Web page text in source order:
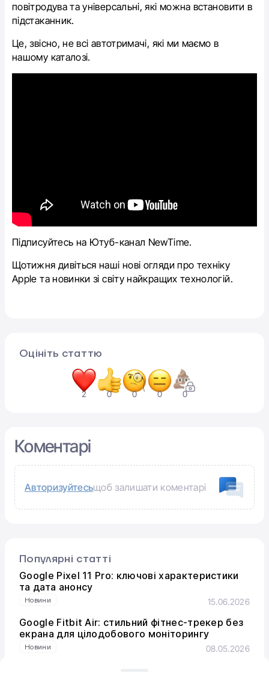
повітродува та універсальні, які можна встановити в
підстаканник.
Це, звісно, не всі автотримачі, які ми маємо в
нашому каталозі.
Підписуйтесь на Ютуб-канал NewTime.
Щотижня дивіться наші нові огляди про техніку
Apple та новинки зі світу найкращих технологій.
Оцініть статтю
2 0 0 0 0
Коментарі
Авторизуйтесьщоб залишати коментарі
Популярні статті
Google Pixel 11 Pro: ключові характеристики
та дата анонсу
Новини 15.06.2026
Google Fitbit Air: стильний фітнес-трекер без
екрана для цілодобового моніторингу
Новини 08.05.2026